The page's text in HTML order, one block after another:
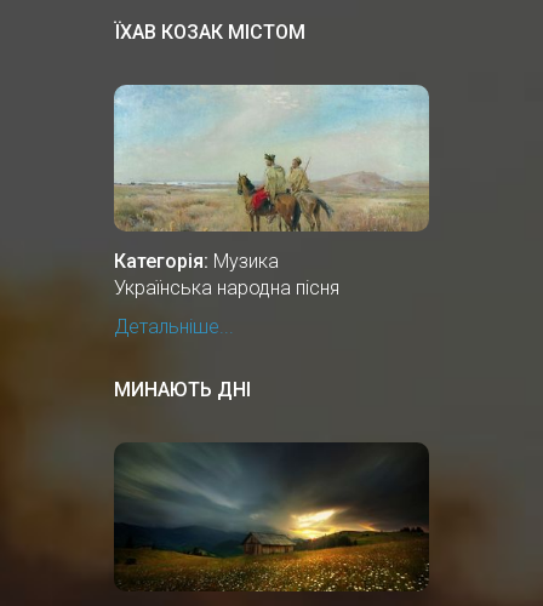
ЇХАВ КОЗАК МІСТОМ
Категорія: Музика
Українська народна пісня
Детальніше...
МИНАЮТЬ ДНІ